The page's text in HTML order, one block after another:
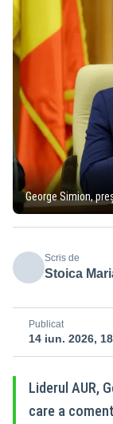
George Simion,
Scris de
Stoica
Publicat
14 iun. 2026,
Liderul AUR,
care a